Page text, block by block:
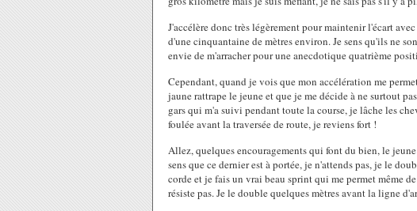
J'accélère donc très légèrement pour maintenir l'écart
d'une cinquantaine de mètres environ. Je sens qu'ils ne
envie de m'arracher pour une anecdotique quatrième
Cependant, quand je vois que mon accélération me
jaune rattrape le jeune et que je me décide à ne surtout
gars qui m'a suivi pendant toute la course, je lâche les
foulée avant la traversée de route, je reviens fort !
Allez, quelques encouragements qui font du bien, le
sens que ce dernier est à portée, je n'attends pas, je le
corde et je fais un vrai beau sprint qui me permet même
résiste pas. Je le double quelques mètres avant la ligne